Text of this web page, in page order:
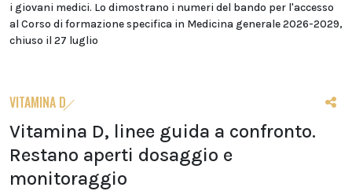
i giovani medici. Lo dimostrano i numeri del bando per l'accesso
al Corso di formazione specifica in Medicina generale 2026-2029,
chiuso il 27 luglio
VITAMINA D
Vitamina D, linee guida a confronto.
Restano aperti dosaggio e
monitoraggio